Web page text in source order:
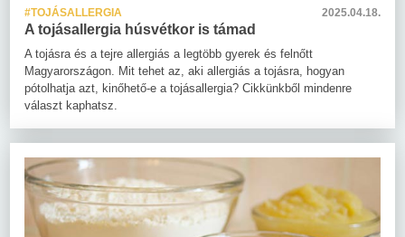
#TOJÁSALLERGIA 2025.04.18.
A tojásallergia húsvétkor is támad
A tojásra és a tejre allergiás a legtöbb gyerek és felnőtt
Magyarországon. Mit tehet az, aki allergiás a tojásra, hogyan
pótolhatja azt, kinőhető-e a tojásallergia? Cikkünkből mindenre
választ kaphatsz.